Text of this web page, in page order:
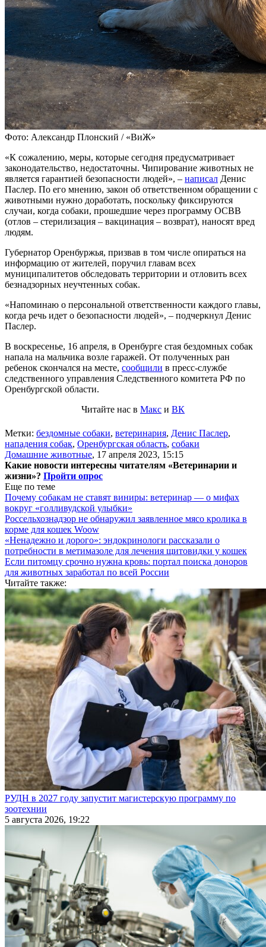
Фото: Александр Плонский / «ВиЖ»
«К сожалению, меры, которые сегодня предусматривает
законодательство, недостаточны. Чипирование животных не
является гарантией безопасности людей», – написал Денис
Паслер. По его мнению, закон об ответственном обращении с
животными нужно доработать, поскольку фиксируются
случаи, когда собаки, прошедшие через программу ОСВВ
(отлов – стерилизация – вакцинация – возврат), наносят вред
людям.
Губернатор Оренбуржья, призвав в том числе опираться на
информацию от жителей, поручил главам всех
муниципалитетов обследовать территории и отловить всех
безнадзорных неучтенных собак.
«Напоминаю о персональной ответственности каждого главы,
когда речь идет о безопасности людей», – подчеркнул Денис
Паслер.
В воскресенье, 16 апреля, в Оренбурге стая бездомных собак
напала на мальчика возле гаражей. От полученных ран
ребенок скончался на месте, сообщили в пресс-службе
следственного управления Следственного комитета РФ по
Оренбургской области.
Читайте нас в Макс и ВК
Метки: бездомные собаки, ветеринария, Денис Паслер,
нападения собак, Оренбургская область, собаки
Домашние животные, 17 апреля 2023, 15:15
Какие новости интересны читателям «Ветеринарии и
жизни»? Пройти опрос
Еще по теме
Почему собакам не ставят виниры: ветеринар — о мифах
вокруг «голливудской улыбки»
Россельхознадзор не обнаружил заявленное мясо кролика в
корме для кошек Woow
«Ненадежно и дорого»: эндокринологи рассказали о
потребности в метимазоле для лечения щитовидки у кошек
Если питомцу срочно нужна кровь: портал поиска доноров
для животных заработал по всей России
Читайте также:
РУДН в 2027 году запустит магистерскую программу по
зоотехнии
5 августа 2026, 19:22